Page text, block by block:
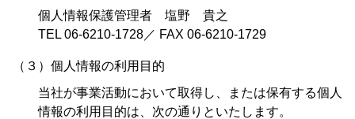
個人情報保護管理者 塩野 貴之
TEL 06-6210-1728／ FAX 06-6210-1729
（３）個人情報の利用目的
当社が事業活動において取得し、または保有する個人
情報の利用目的は、次の通りといたします。